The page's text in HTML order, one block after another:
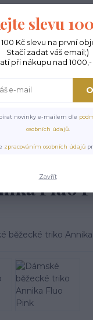
Běžecká trička a tílka
Fluo
slevu
Kč slevu na první
Stačí zadat váš email;)
při nákupu nad 1000,-
novinky e-mailem dle
osobních údajů.
zpracováním osobních údajů
Zavřít